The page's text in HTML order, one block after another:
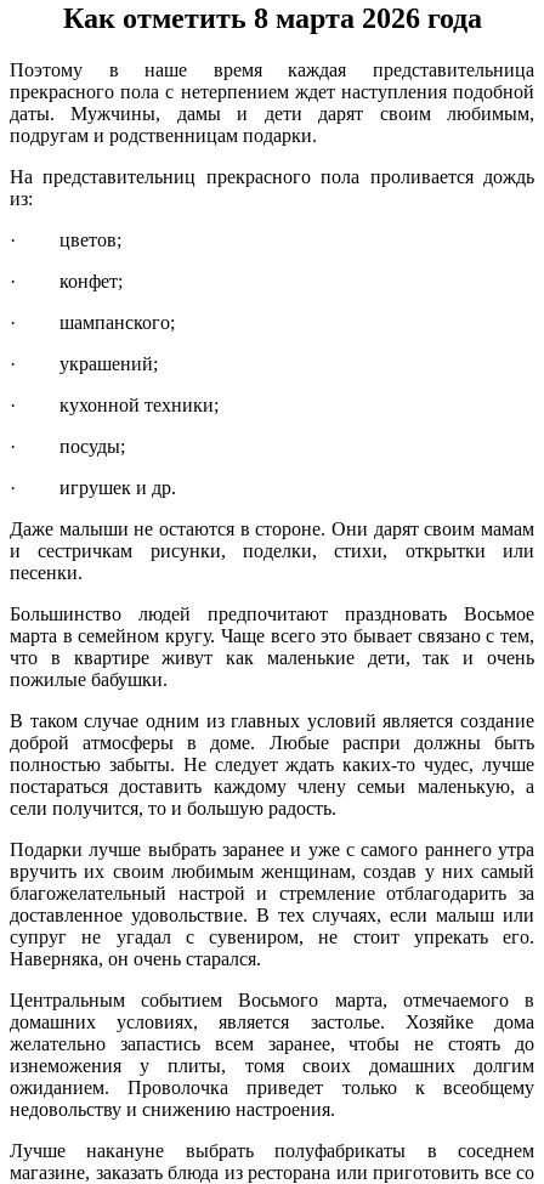
Как отметить 8 марта 2026 года
Поэтому в наше время каждая представительница
прекрасного пола с нетерпением ждет наступления подобной
даты. Мужчины, дамы и дети дарят своим любимым,
подругам и родственницам подарки.
На представительниц прекрасного пола проливается дождь
из:
· цветов;
· конфет;
· шампанского;
· украшений;
· кухонной техники;
· посуды;
· игрушек и др.
Даже малыши не остаются в стороне. Они дарят своим мамам
и сестричкам рисунки, поделки, стихи, открытки или
песенки.
Большинство людей предпочитают праздновать Восьмое
марта в семейном кругу. Чаще всего это бывает связано с тем,
что в квартире живут как маленькие дети, так и очень
пожилые бабушки.
В таком случае одним из главных условий является создание
доброй атмосферы в доме. Любые распри должны быть
полностью забыты. Не следует ждать каких-то чудес, лучше
постараться доставить каждому члену семьи маленькую, а
сели получится, то и большую радость.
Подарки лучше выбрать заранее и уже с самого раннего утра
вручить их своим любимым женщинам, создав у них самый
благожелательный настрой и стремление отблагодарить за
доставленное удовольствие. В тех случаях, если малыш или
супруг не угадал с сувениром, не стоит упрекать его.
Наверняка, он очень старался.
Центральным событием Восьмого марта, отмечаемого в
домашних условиях, является застолье. Хозяйке дома
желательно запастись всем заранее, чтобы не стоять до
изнеможения у плиты, томя своих домашних долгим
ожиданием. Проволочка приведет только к всеобщему
недовольству и снижению настроения.
Лучше накануне выбрать полуфабрикаты в соседнем
магазине, заказать блюда из ресторана или приготовить все со